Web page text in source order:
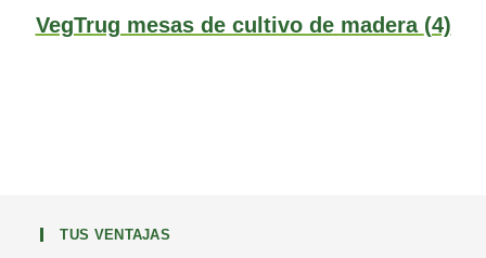
VegTrug mesas de cultivo de madera (4)
TUS VENTAJAS